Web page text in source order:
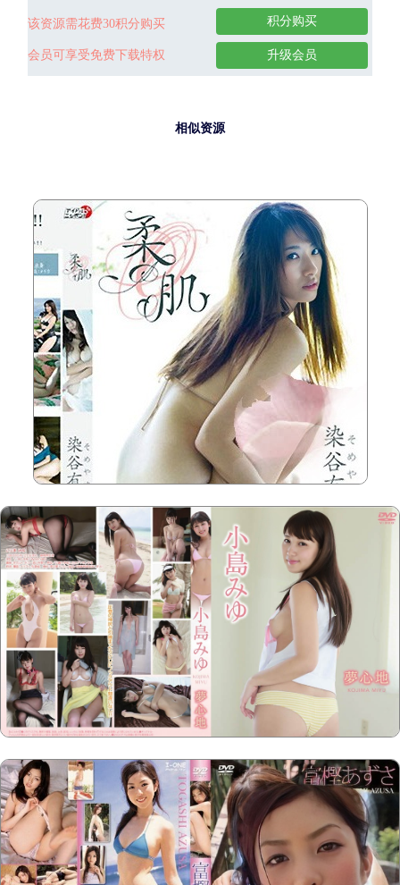
该资源需花费30积分购买
会员可享受免费下载特权
积分购买
升级会员
相似资源